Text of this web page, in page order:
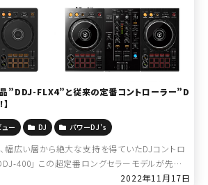
”DDJ-FLX4”と従来の定番コントローラー”D
ー DJ パワーDJ's
幅広い層から絶大な支持を得ていたDJコントロ
400」 この超定番ロングセラーモデルが先日
となり、非常に多くの方が悲しみに暮れていまし
2022年11月17日